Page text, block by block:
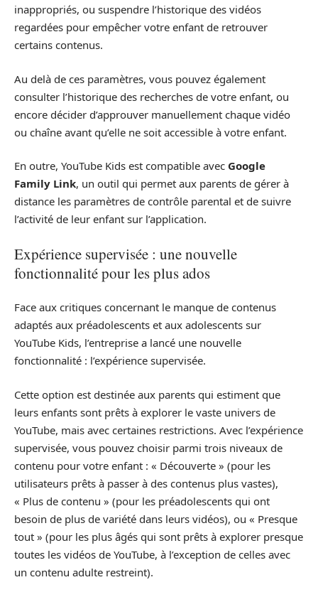
inappropriés, ou suspendre l’historique des vidéos
regardées pour empêcher votre enfant de retrouver
certains contenus.
Au delà de ces paramètres, vous pouvez également
consulter l’historique des recherches de votre enfant, ou
encore décider d’approuver manuellement chaque vidéo
ou chaîne avant qu’elle ne soit accessible à votre enfant.
En outre, YouTube Kids est compatible avec Google
Family Link, un outil qui permet aux parents de gérer à
distance les paramètres de contrôle parental et de suivre
l’activité de leur enfant sur l’application.
Expérience supervisée : une nouvelle
fonctionnalité pour les plus ados
Face aux critiques concernant le manque de contenus
adaptés aux préadolescents et aux adolescents sur
YouTube Kids, l’entreprise a lancé une nouvelle
fonctionnalité : l’expérience supervisée.
Cette option est destinée aux parents qui estiment que
leurs enfants sont prêts à explorer le vaste univers de
YouTube, mais avec certaines restrictions. Avec l’expérience
supervisée, vous pouvez choisir parmi trois niveaux de
contenu pour votre enfant : « Découverte » (pour les
utilisateurs prêts à passer à des contenus plus vastes),
« Plus de contenu » (pour les préadolescents qui ont
besoin de plus de variété dans leurs vidéos), ou « Presque
tout » (pour les plus âgés qui sont prêts à explorer presque
toutes les vidéos de YouTube, à l’exception de celles avec
un contenu adulte restreint).